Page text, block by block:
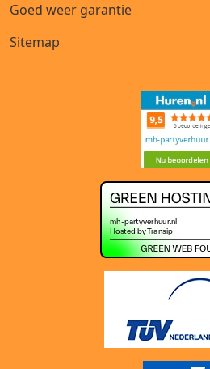
Goed weer garantie
Sitemap